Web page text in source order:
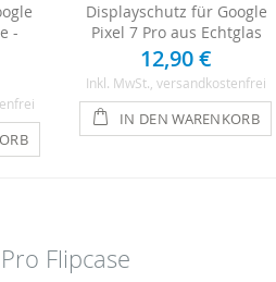
-
Displayschutz für Google
Pixel 7 Pro aus Echtglas
12,90 €
Inkl. MwSt., versandkostenfrei
IN DEN WARENKORB
Flipcase